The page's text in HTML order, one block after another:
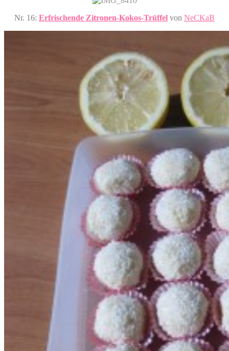
Nr. 16: Erfrischende Zitronen-Kokos-Trüffel von NeCKaB